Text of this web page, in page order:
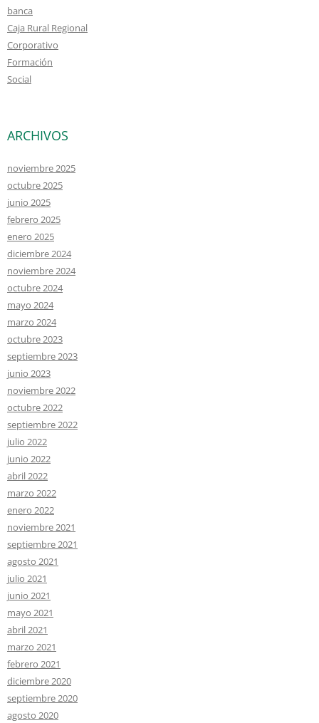
banca
Caja Rural Regional
Corporativo
Formación
Social
ARCHIVOS
noviembre 2025
octubre 2025
junio 2025
febrero 2025
enero 2025
diciembre 2024
noviembre 2024
octubre 2024
mayo 2024
marzo 2024
octubre 2023
septiembre 2023
junio 2023
noviembre 2022
octubre 2022
septiembre 2022
julio 2022
junio 2022
abril 2022
marzo 2022
enero 2022
noviembre 2021
septiembre 2021
agosto 2021
julio 2021
junio 2021
mayo 2021
abril 2021
marzo 2021
febrero 2021
diciembre 2020
septiembre 2020
agosto 2020